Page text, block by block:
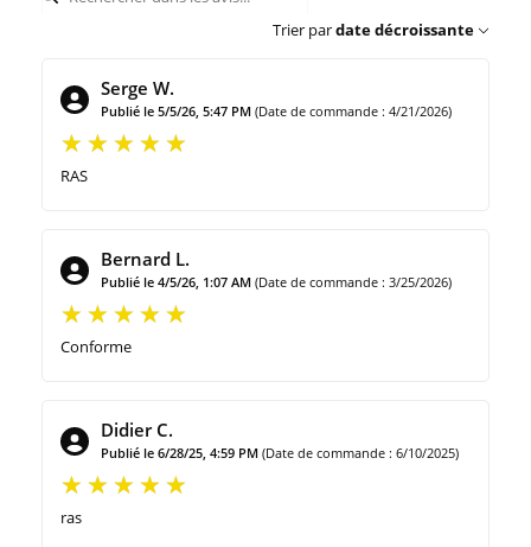
Trier pardate décroissante
Serge W.
Publié le 5/5/26, 5:47 PM (Date de commande : 4/21/2026)
RAS
Bernard L.
Publié le 4/5/26, 1:07 AM (Date de commande : 3/25/2026)
Conforme
Didier C.
Publié le 6/28/25, 4:59 PM (Date de commande : 6/10/2025)
ras